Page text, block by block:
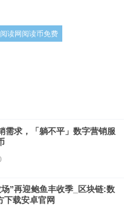
阅读网阅读币免费
需求，「躺不平」数字营销服
”再迎鲍鱼丰收季_区块链:数
下载安卓官网